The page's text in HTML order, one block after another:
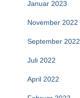
Januar 2023
November 2022
September 2022
Juli 2022
April 2022